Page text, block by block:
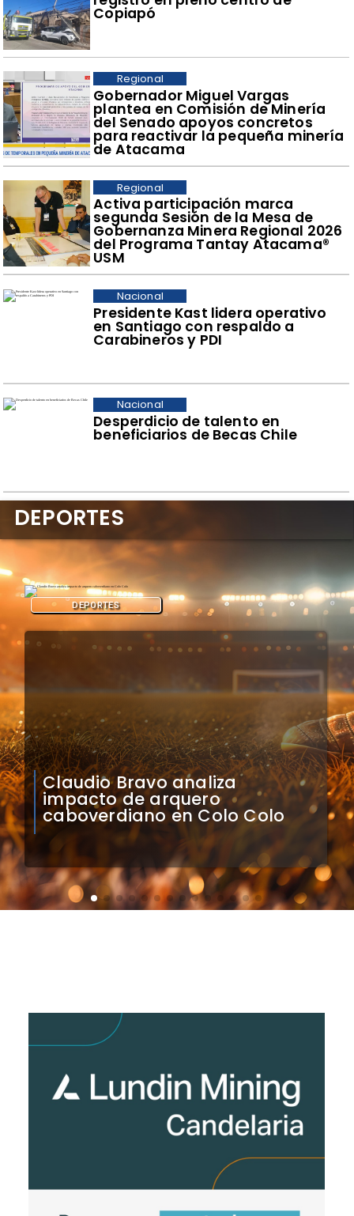
Copiapó
​Gobernador Miguel Vargas
plantea en Comisión de Minería
del Senado apoyos concretos
para reactivar la pequeña minería
de Atacama
Regional
​Activa participación marca
segunda Sesión de la Mesa de
Gobernanza Minera Regional 2026
del Programa Tantay Atacama®
USM
Regional
Presidente Kast lidera operativo
en Santiago con respaldo a
Carabineros y PDI
Nacional
Desperdicio de talento en
beneficiarios de Becas Chile
Nacional
Natalia Duco responde a
Contraloría: Presidente puede
cuestionar mi permanencia
DEPORTES
DEPORTES